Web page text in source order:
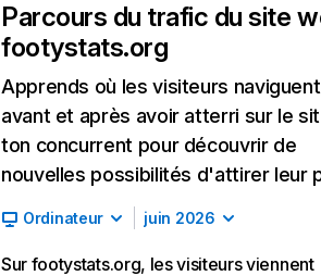
Parcours du trafic du site
footystats.org
Apprends où les visiteurs naviguent
avant et après avoir atterri sur le
ton concurrent pour découvrir de
nouvelles possibilités d'attirer leur
Ordinateur juin 2026
Sur footystats.org, les visiteurs viennent